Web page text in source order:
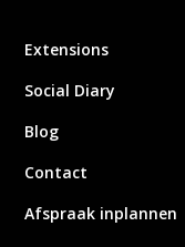
Extensions
Social Diary
Blog
Contact
Afspraak inplannen